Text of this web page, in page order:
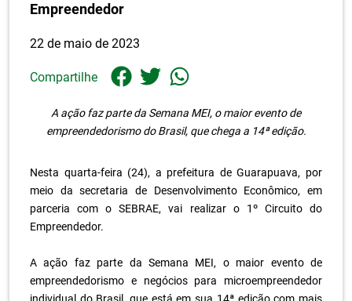
Empreendedor
22 de maio de 2023
Compartilhe
A ação faz parte da Semana MEI, o maior evento de
empreendedorismo do Brasil, que chega a 14ª edição.
Nesta quarta-feira (24), a prefeitura de Guarapuava, por
meio da secretaria de Desenvolvimento Econômico, em
parceria com o SEBRAE, vai realizar o 1º Circuito do
Empreendedor.
A ação faz parte da Semana MEI, o maior evento de
empreendedorismo e negócios para microempreendedor
individual do Brasil, que está em sua 14ª edição com mais